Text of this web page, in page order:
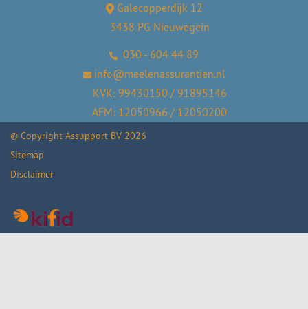
Galecopperdijk 12
3438 PG Nieuwegein
030 - 604 44 89
info@meelenassurantien.nl
KVK: 99430150 / 91895146
AFM: 12050966 / 12050200
© Copyright Assupport BV 2026
Sitemap
Disclaimer